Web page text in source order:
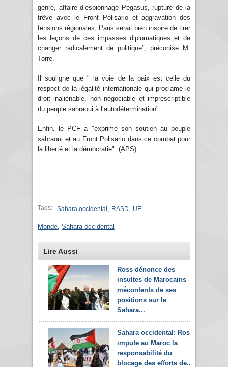
genre, affaire d’espionnage Pegasus, rupture de la
trêve avec le Front Polisario et aggravation des
tensions régionales, Paris serait bien inspiré de tirer
les leçons de ces impasses diplomatiques et de
changer radicalement de politique", préconise M.
Torre.
Il souligne que " la voie de la paix est celle du
respect de la légalité internationale qui proclame le
droit inaliénable, non négociable et imprescriptible
du peuple sahraoui à l’autodétermination".
Enfin, le PCF a "exprimé son soutien au peuple
sahraoui et au Front Polisario dans ce combat pour
la liberté et la démocratie". (APS)
Tags: Sahara occidental RASD UE
Monde Sahara occidental
Lire Aussi
Ross dénonce des
insultes de Marocains
mécontents de ses
positions sur le
Sahara...
Sahara occidental: Ross
impute au Maroc la
responsabilité du
blocage des efforts de...